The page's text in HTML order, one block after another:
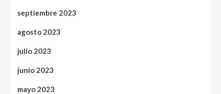
septiembre 2023
agosto 2023
julio 2023
junio 2023
mayo 2023